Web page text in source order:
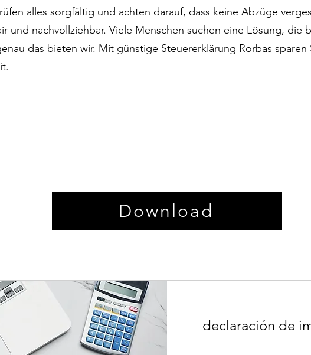
alles sorgfältig und achten darauf, dass keine Abzüge
und nachvollziehbar. Viele Menschen suchen eine Lösung, die
das bieten wir. Mit günstige Steuererklärung Rorbas sparen
Download
declaración de